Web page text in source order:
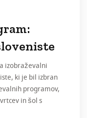
izobraževalni
ki je bil izbran
programov,
in šol s